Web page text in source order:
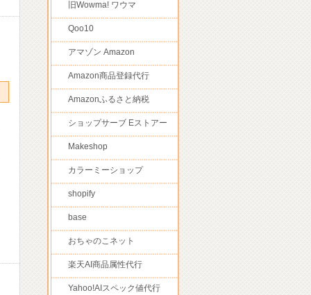
旧Wowma! ワウマ
Qoo10
アマゾン Amazon
Amazon商品登録代行
Amazonふるさと納税
ショップサーブ Eストアー
Makeshop
カラーミーショップ
shopify
base
おちゃのこネット
楽天AI商品属性代行
Yahoo!AIスペック値代行